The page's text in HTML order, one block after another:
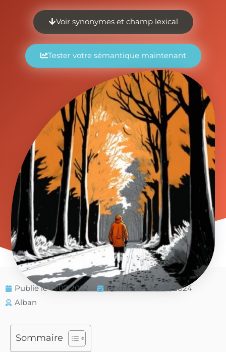
Voir synonymes et champ lexical
Tester votre sémantique maintenant
Publié le 13/07/2022
Modifié le : 24/04/2024
Alban
Sommaire